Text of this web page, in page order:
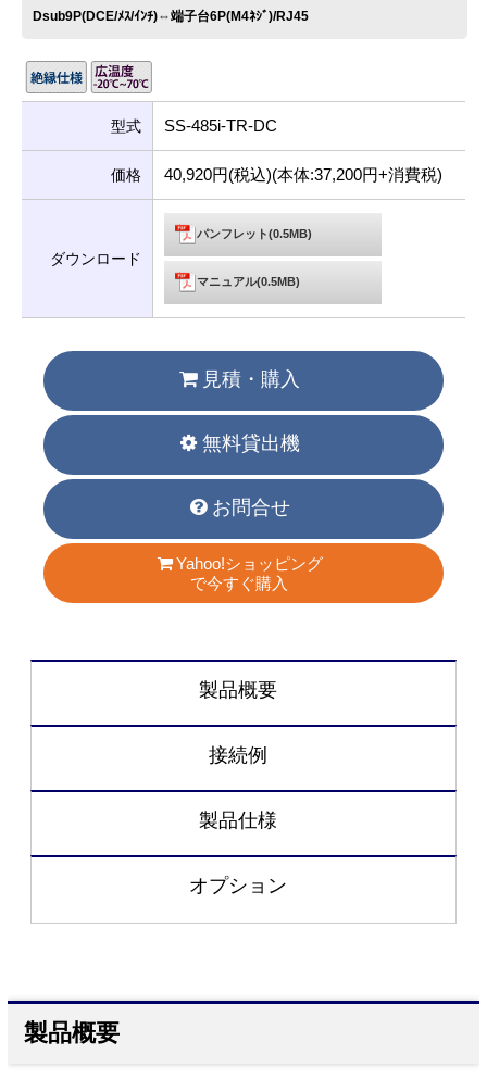
Dsub9P(DCE/ﾒｽ/ｲﾝﾁ)⇔端子台6P(M4ﾈｼﾞ)/RJ45
型式 SS-485i-TR-DC
価格 40,920円(税込)(本体:37,200円+消費税)
ダウンロード
パンフレット(0.5MB)
マニュアル(0.5MB)
見積・購入
無料貸出機
お問合せ
Yahoo!ショッピング
で今すぐ購入
製品概要
接続例
製品仕様
オプション
製品概要